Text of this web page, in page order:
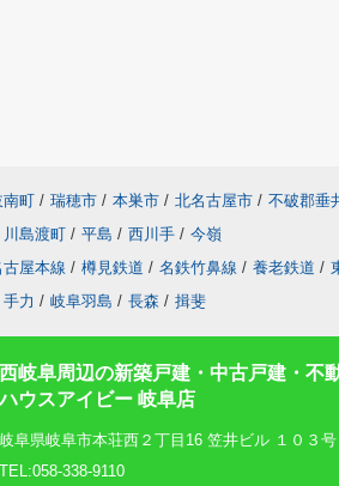
南町 / 瑞穂市 / 本巣市 / 北名古屋市 / 不破郡垂
川島渡町 / 平島 / 西川手 / 今嶺
屋本線 / 樽見鉄道 / 名鉄竹鼻線 / 養老鉄道 /
手力 / 岐阜羽島 / 長森 / 揖斐
西岐阜周辺の新築戸建・中古戸建・不
ハウスアイビー 岐阜店
岐阜県岐阜市本荘西２丁目16 笠井ビル １０３号
TEL:058-338-9110